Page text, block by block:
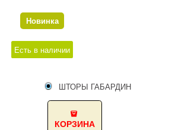
Новинка
Есть в наличии
ШТОРЫ ГАБАРДИН
КОРЗИНА